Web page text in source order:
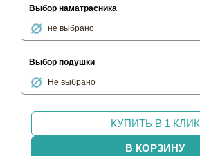
Выбор наматрасника
не выбрано
Выбор подушки
Не выбрано
КУПИТЬ В 1 КЛИК
В КОРЗИНУ